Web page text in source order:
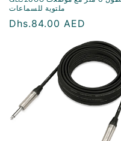
ملتوية للسماعات
سعر
Dhs.84.00 AED